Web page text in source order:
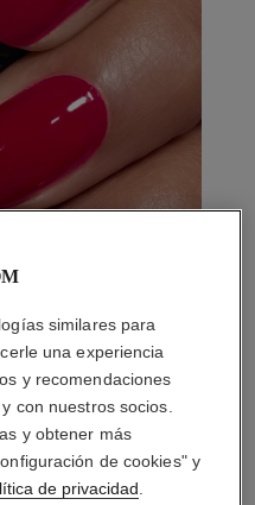
similares para
una experiencia
y recomendaciones
con nuestros socios.
y obtener más
de cookies" y
de privacidad